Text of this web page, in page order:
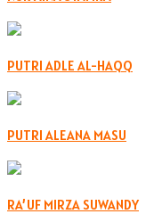
PUTRI ADLE AL-HAQQ
PUTRI ALEANA MASU
RA’UF MIRZA SUWANDY